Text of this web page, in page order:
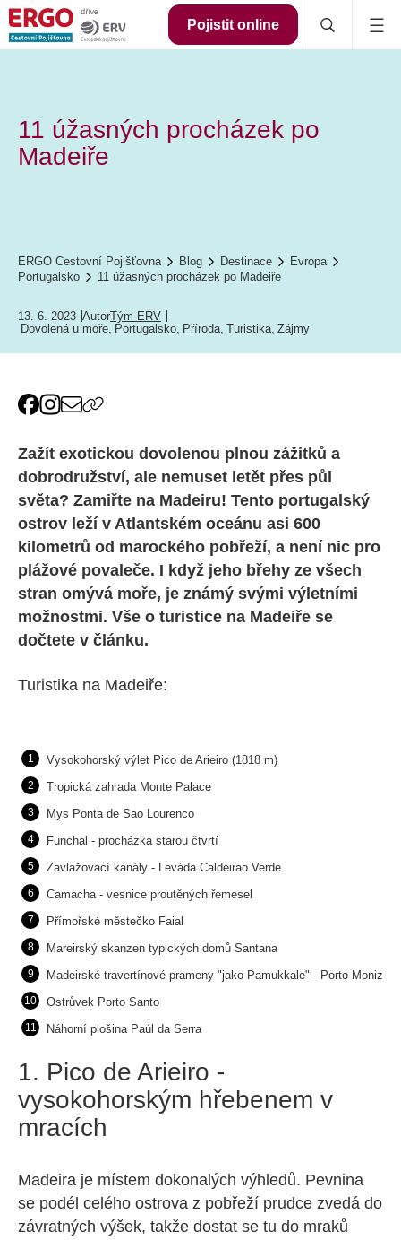
Pojistit online
11 úžasných procházek po
Madeiře
ERGO Cestovní Pojišťovna Blog Destinace
Evropa
Portugalsko
11 úžasných procházek po Madeiře
13. 6. 2023 AutorTým ERV
Dovolená u moře, Portugalsko, Příroda, Turistika, Zájmy
Zažít exotickou dovolenou plnou zážitků a
dobrodružství, ale nemuset letět přes půl
světa? Zamiřte na Madeiru! Tento portugalský
ostrov leží v Atlantském oceánu asi 600
kilometrů od marockého pobřeží, a není nic pro
plážové povaleče. I když jeho břehy ze všech
stran omývá moře, je známý svými výletními
možnostmi. Vše o turistice na Madeiře se
dočtete v článku.
Turistika na Madeiře:
Vysokohorský výlet Pico de Arieiro (1818 m)
Tropická zahrada Monte Palace
Mys Ponta de Sao Lourenco
Funchal - procházka starou čtvrtí
Zavlažovací kanály - Leváda Caldeirao Verde
Camacha - vesnice proutěných řemesel
Přímořské městečko Faial
Mareirský skanzen typických domů Santana
Madeirské travertínové prameny "jako Pamukkale" - Porto Moniz
Ostrůvek Porto Santo
Náhorní plošina Paúl da Serra
1. Pico de Arieiro -
vysokohorským hřebenem v
mracích
Madeira je místem dokonalých výhledů. Pevnina
se podél celého ostrova z pobřeží prudce zvedá do
závratných výšek, takže dostat se tu do mraků